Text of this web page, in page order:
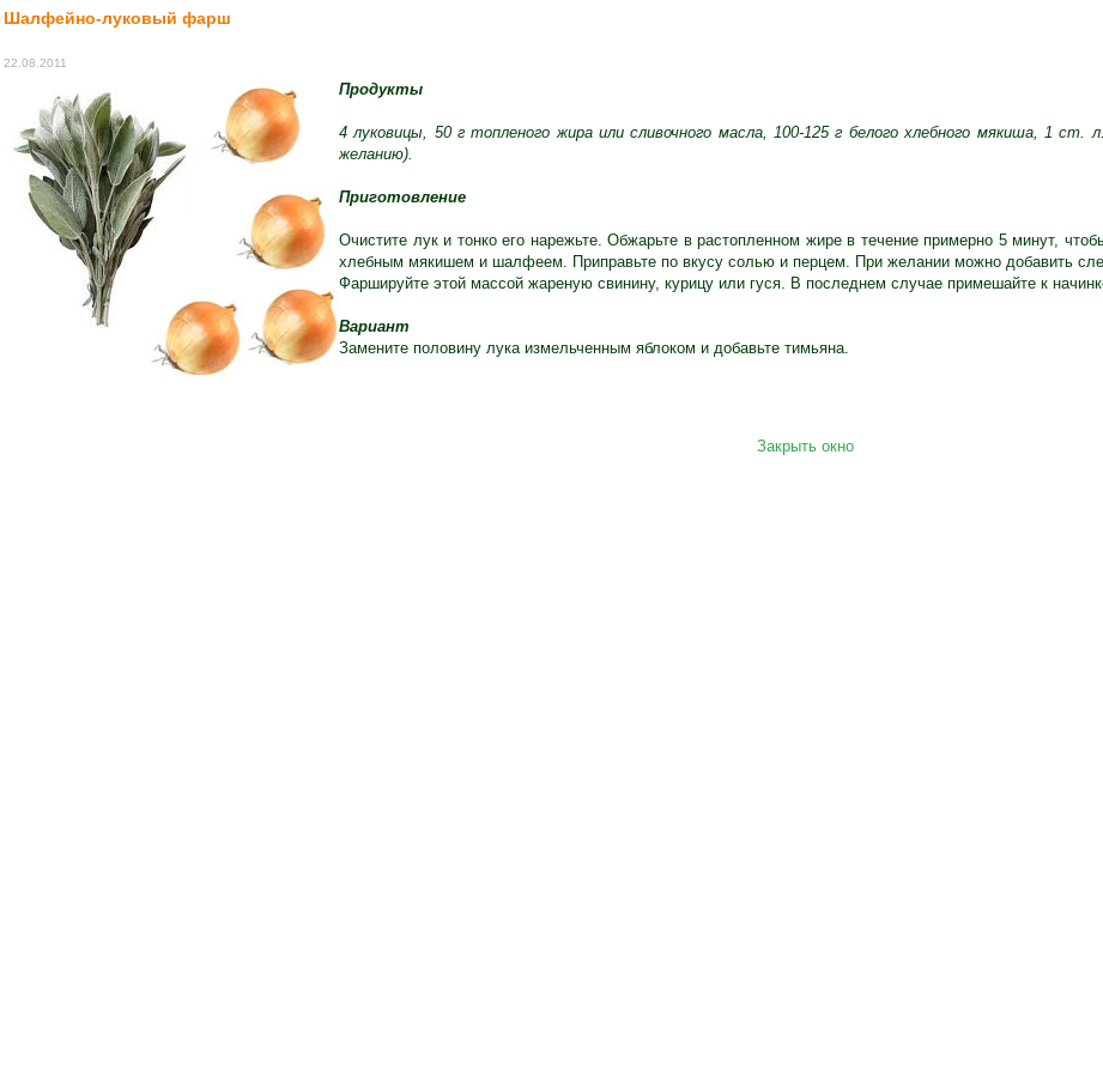
Шалфейно-луковый фарш
22.08.2011
Продукты
4 луковицы, 50 г топленого жира или сливочного масла, 100-125 г белого хлебного мякиша, 1
желанию).
Приготовление
Очистите лук и тонко его нарежьте. Обжарьте в растопленном жире в течение примерно 5 минут,
хлебным мякишем и шалфеем. Приправьте по вкусу солью и перцем. При желании можно добавить
Фаршируйте этой массой жареную свинину, курицу или гуся. В последнем случае примешайте к
Вариант
Замените половину лука измельченным яблоком и добавьте тимьяна.
Закрыть окно